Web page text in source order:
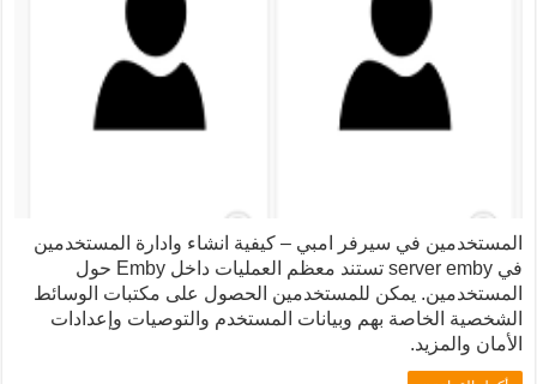
في سيرفر امبي – كيفية انشاء وادارة المستخدمين
في server emby تستند معظم العمليات داخل Emby حول
يمكن للمستخدمين الحصول على مكتبات الوسائط
بهم وبيانات المستخدم والتوصيات وإعدادات